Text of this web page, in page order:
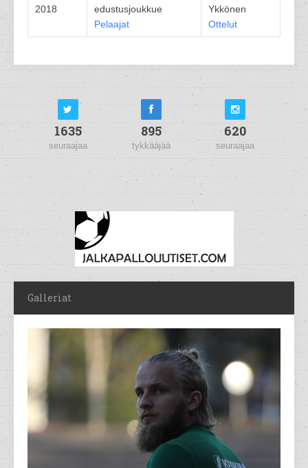
2018
edustusjoukkue
Pelaajat
Ykkönen
Ottelut
1635
seuraajaa
895
tykkääjää
620
seuraajaa
Galleriat